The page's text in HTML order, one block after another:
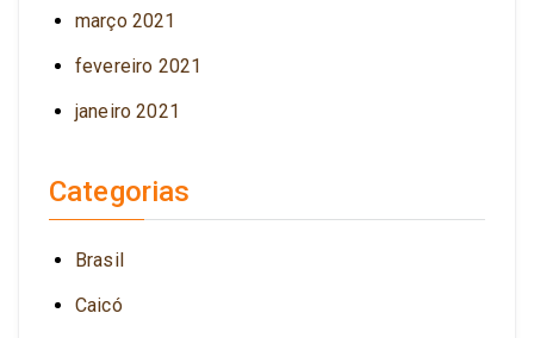
março 2021
fevereiro 2021
janeiro 2021
Categorias
Brasil
Caicó